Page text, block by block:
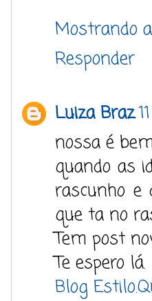
Mostrando
Responder
Luiza Braz
nossa é
quando as
rascunho e
que ta no
Tem post
Te espero lá.
Blog